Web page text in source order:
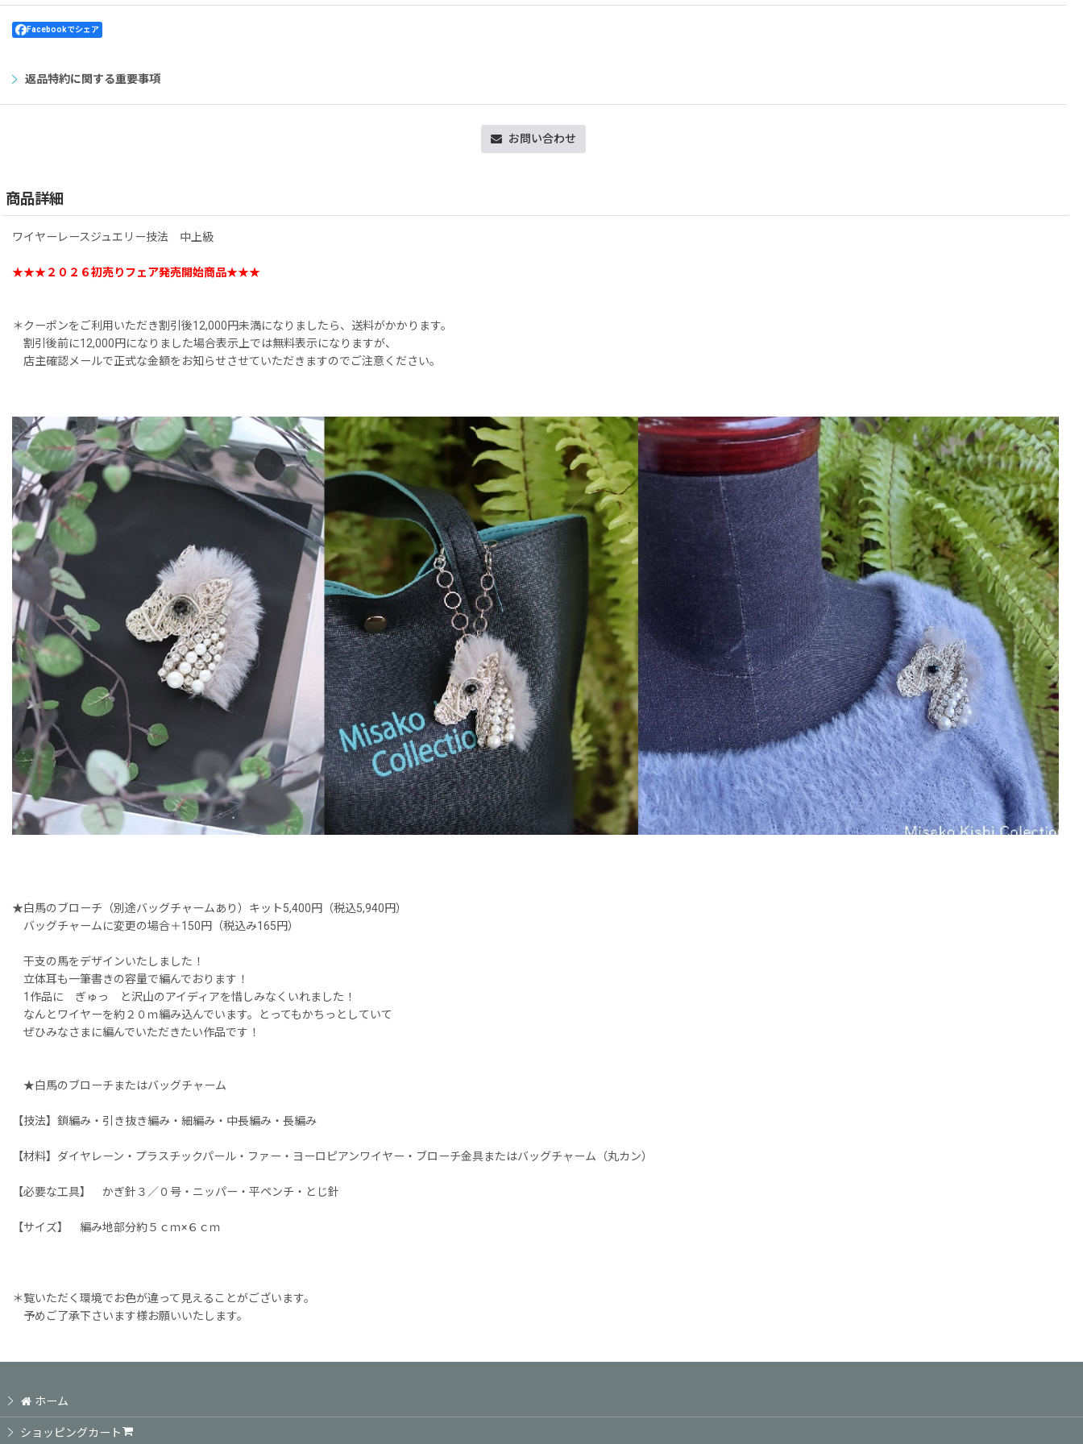
Facebookでシェア
返品特約に関する重要事項
お問い合わせ
商品詳細
ワイヤーレースジュエリー技法 中上級
★★★２０２６初売りフェア発売開始商品★★★
＊クーポンをご利用いただき割引後12,000円未満になりましたら、送料がかかります。
割引後前に12,000円になりました場合表示上では無料表示になりますが、
店主確認メールで正式な金額をお知らせさせていただきますのでご注意ください。
★白馬のブローチ（別途バッグチャームあり）キット5,400円（税込5,940円）
バッグチャームに変更の場合＋150円（税込み165円）
干支の馬をデザインいたしました！
立体耳も一筆書きの容量で編んでおります！
1作品に ぎゅっ と沢山のアイディアを惜しみなくいれました！
なんとワイヤーを約２０ｍ編み込んでいます。とってもかちっとしていて
ぜひみなさまに編んでいただきたい作品です！
★白馬のブローチまたはバッグチャーム
【技法】鎖編み・引き抜き編み・細編み・中長編み・長編み
【材料】ダイヤレーン・プラスチックパール・ファー・ヨーロピアンワイヤー・ブローチ金具またはバッグチャーム（丸カン）
【必要な工具】 かぎ針３／０号・ニッパー・平ペンチ・とじ針
【サイズ】 編み地部分約５ｃｍ×６ｃｍ
＊覧いただく環境でお色が違って見えることがございます。
予めご了承下さいます様お願いいたします。
ホーム
ショッピングカート